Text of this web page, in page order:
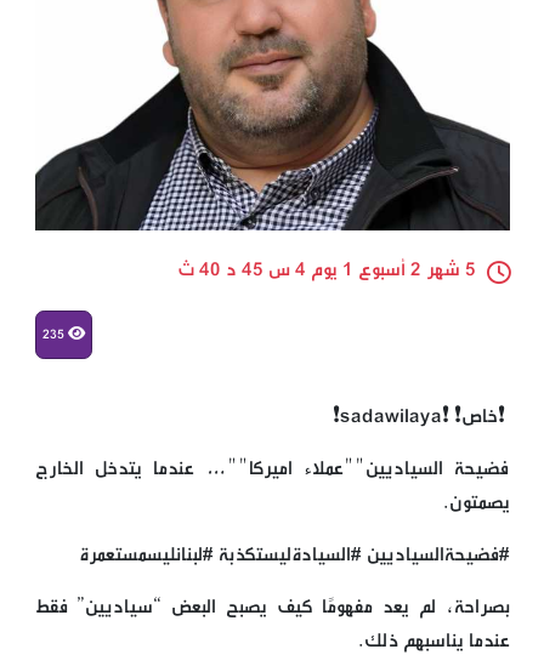
5 شهر 2 أسبوع 1 يوم 4 س 45 د 40 ث
235
❗خاص❗ ❗️sadawilaya❗
فضيحة السياديين""عملاء اميركا""… عندما يتدخل الخارج
يصمتون.
#فضيحةالسياديين #السيادةليستكذبة #لبنانليسمستعمرة
بصراحة، لم يعد مفهومًا كيف يصبح البعض “سياديين” فقط
عندما يناسبهم ذلك.